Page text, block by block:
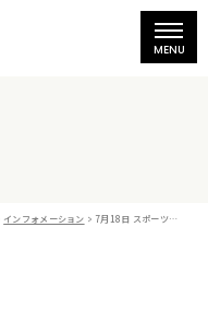
インフォメーション 7月18日 スポーツ栄養学演習でアスリートの食事を学ぶ！